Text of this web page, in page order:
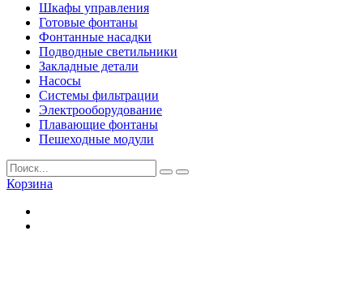
Шкафы управления
Готовые фонтаны
Фонтанные насадки
Подводные светильники
Закладные детали
Насосы
Системы фильтрации
Электрооборудование
Плавающие фонтаны
Пешеходные модули
Корзина